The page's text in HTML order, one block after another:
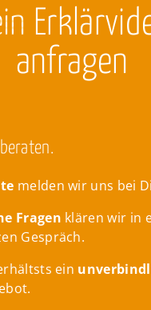
anfragen
melden wir uns bei
Fragen klären wir in
Gespräch.
ein